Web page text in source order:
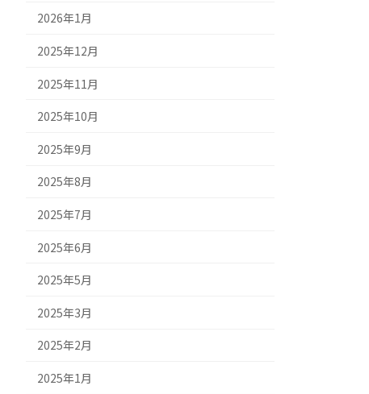
2026年1月
2025年12月
2025年11月
2025年10月
2025年9月
2025年8月
2025年7月
2025年6月
2025年5月
2025年3月
2025年2月
2025年1月